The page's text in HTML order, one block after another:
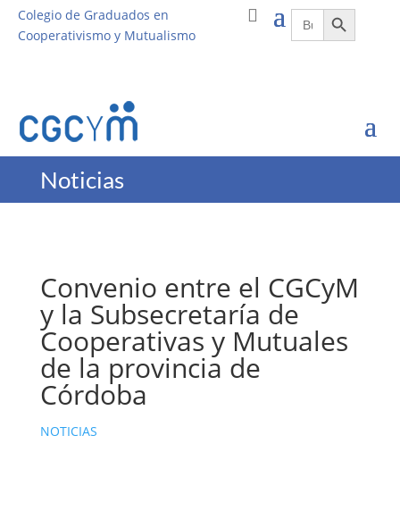
Colegio de Graduados en
Cooperativismo y Mutualismo
Buscar:Botón de búsqueda
Noticias
Convenio entre el CGCyM
y la Subsecretaría de
Cooperativas y Mutuales
de la provincia de
Córdoba
NOTICIAS